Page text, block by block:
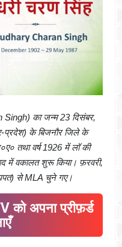
Singh) का जन्म 23 दिसंबर,
प्रदेश) के बिजनौर जिले के
तथा वर्ष 1926 में लॉ की
में वकालत शुरू किया। फ़रवरी,
से MLA चुने गए।
अपना प्रीफ़र्ड